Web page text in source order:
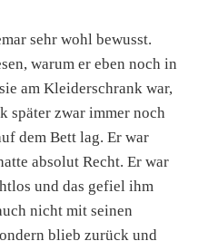
sehr wohl bewusst.
warum er eben noch in
am Kleiderschrank war,
später zwar immer noch
dem Bett lag. Er war
absolut Recht. Er war
und das gefiel ihm
nicht mit seinen
blieb zurück und